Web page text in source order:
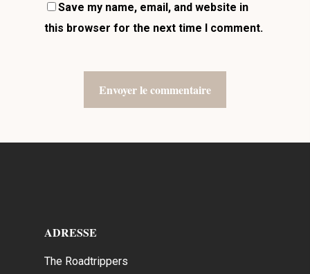
Save my name, email, and website in
this browser for the next time I comment.
ADRESSE
The Roadtrippers